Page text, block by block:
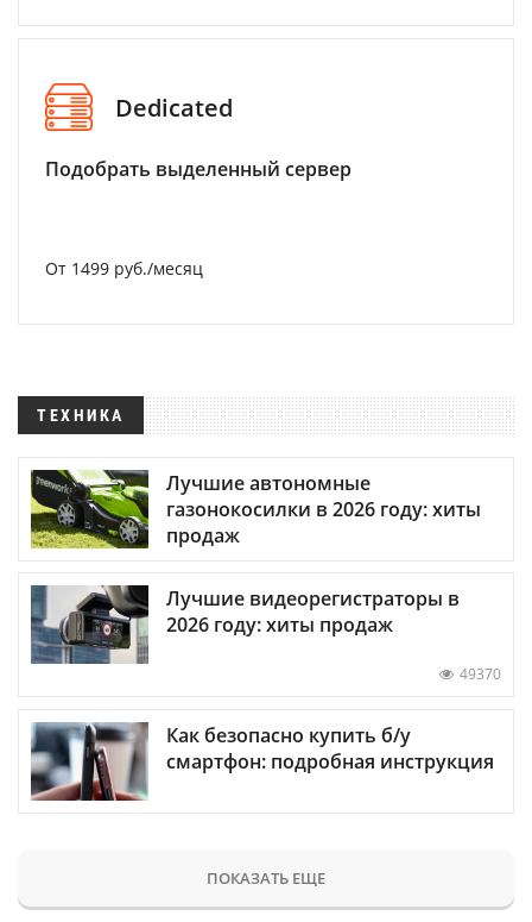
Dedicated
Подобрать выделенный сервер
От 1499 руб./месяц
ТЕХНИКА
Лучшие автономные
газонокосилки в 2026 году: хиты
продаж
Лучшие видеорегистраторы в
2026 году: хиты продаж
49370
Как безопасно купить б/у
смартфон: подробная инструкция
ПОКАЗАТЬ ЕЩЕ